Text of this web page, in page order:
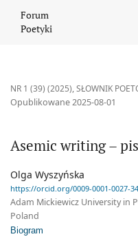
Forum
Poetyki
NR 1 (39) (2025),SŁOWNIK
Asemic writing –
Opublikowane 2025-08-01
Olga Wyszyńska
https://orcid.org/0009-0001-0027-
Adam Mickiewicz University in
Poland
Biogram